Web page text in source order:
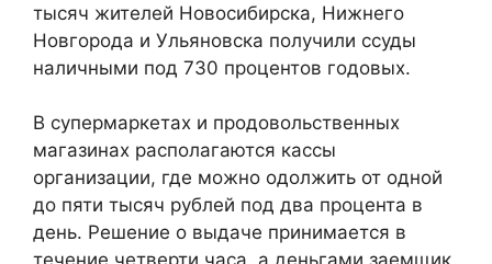
тысяч жителей Новосибирска, Нижнего
Новгорода и Ульяновска получили ссуды
наличными под 730 процентов годовых.
В супермаркетах и продовольственных
магазинах располагаются кассы
организации, где можно одолжить от одной
до пяти тысяч рублей под два процента в
день. Решение о выдаче принимается в